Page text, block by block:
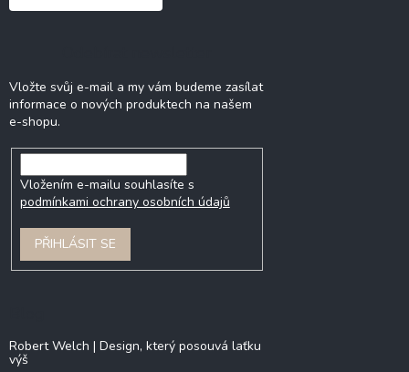
Vložte svůj e-mail a my vám budeme zasílat
informace o nových produktech na našem
e-shopu.
Vložením e-mailu souhlasíte s
podmínkami ochrany osobních údajů
PŘIHLÁSIT SE
Robert Welch | Design, který posouvá laťku
výš